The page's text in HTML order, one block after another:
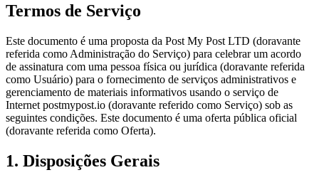
Termos de Serviço
Este documento é uma proposta da Post My Post LTD (doravante
referida como Administração do Serviço) para celebrar um acordo
de assinatura com uma pessoa física ou jurídica (doravante referida
como Usuário) para o fornecimento de serviços administrativos e
gerenciamento de materiais informativos usando o serviço de
Internet postmypost.io (doravante referido como Serviço) sob as
seguintes condições. Este documento é uma oferta pública oficial
(doravante referida como Oferta).
1. Disposições Gerais